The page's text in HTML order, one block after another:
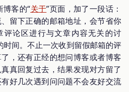
客的“关于”页面，加了一段话：
留下正确的邮箱地址，会节省你
评论区进行与文章内容无关的讨
时间。不止一次收到留假邮箱的评
，还有正经的想问博客或者博客
真回复过去，结果发现对方留了
好几次遇到问问题不会友好交流